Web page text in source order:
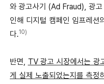
와 광고사기 (Ad Fraud), 광
인해 디지털 캠페인 임프레
다.10)
반면, TV 광고 시장에서는 광
게 실제 노출되었는지를 측정